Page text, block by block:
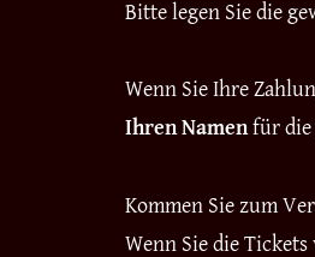
Bitte legen Sie die
Wenn Sie Ihre
Ihren Namenfür die
Kommen Sie zum
Wenn Sie die